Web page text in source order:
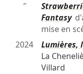
″
Fantasy
mise en
2024
Lumières,
La
Villard